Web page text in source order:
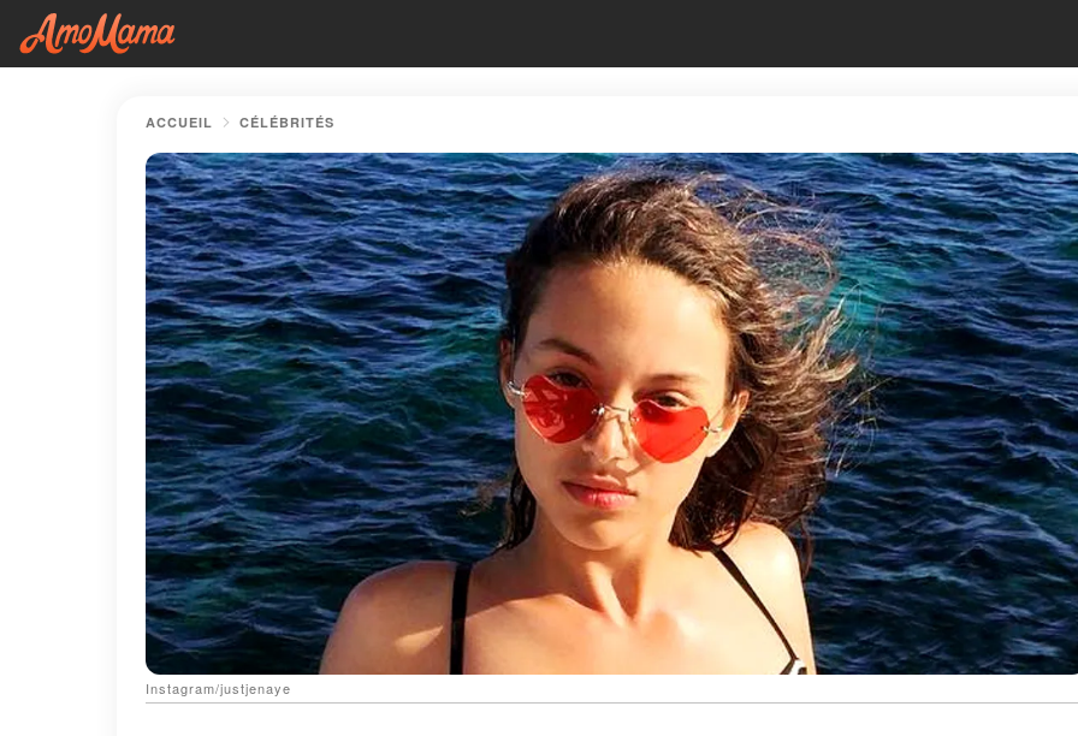
ACCUEIL CÉLÉBRITÉS
Instagram/justjenaye